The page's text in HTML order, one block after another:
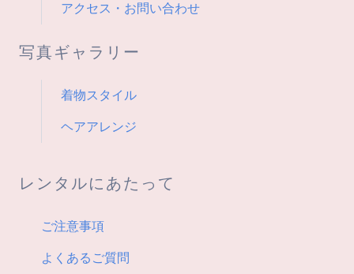
アクセス・お問い合わせ
写真ギャラリー
着物スタイル
ヘアアレンジ
レンタルにあたって
ご注意事項
よくあるご質問